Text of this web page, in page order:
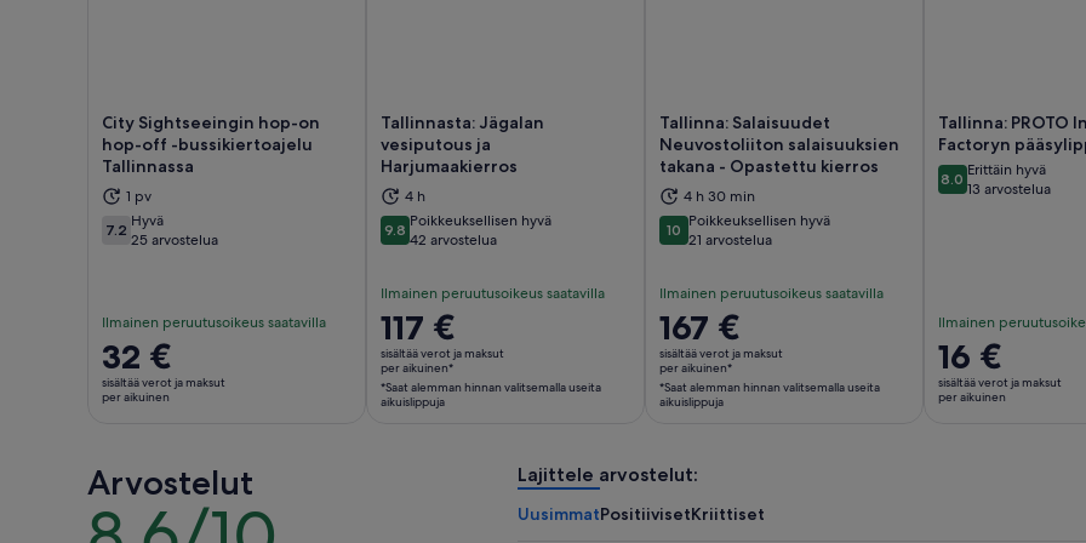
City Sightseeingin hop-on
hop-off -bussikiertoajelu
Tallinnassa
1 pv
7.27.2 kautta 10
Hyvä
25 arvostelua
Ilmainen peruutusoikeus saatavilla
Hinta
on
32 €
32 €
sisältää verot ja maksut
per aikuinen
Aukeaa uudelle välilehdelle
Tallinnasta: Jägalan
vesiputous ja
Harjumaakierros
4 h
9.89.8 kautta 10
Poikkeuksellisen hyvä
42 arvostelua
Ilmainen peruutusoikeus saatavilla
Hinta
on
117 €
per
117 €
sisältää verot ja maksut
per aikuinen*
*Saat alemman hinnan valitsemalla useita
aikuislippuja
Aukeaa uudelle välilehdelle
Tallinna: Salaisuudet
Neuvostoliiton salaisuuksien
takana - Opastettu kierros
4 h 30 min
1010 kautta 10
Poikkeuksellisen hyvä
21 arvostelua
Ilmainen peruutusoikeus saatavilla
Hinta
on
167 €
per
alemman
valitsemalla
167 €
sisältää verot ja maksut
per aikuinen*
*Saat alemman hinnan valitsemalla useita
aikuislippuja
Aukeaa uudelle välilehdelle
Tallinna: PROTO
Factoryn
8.08.0 kautta 10
Erittäin hyvä
13 arvostelua
Ilmainen
Hinta
on
16 €
16 €
sisältää verot ja maksut
per aikuinen
Arvostelut
8.6
Lajittele arvostelut:
UusimmatPositiivisetKriittiset